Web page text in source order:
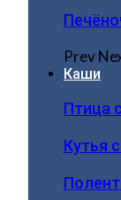
Prev
Каши
Птица
Кутья